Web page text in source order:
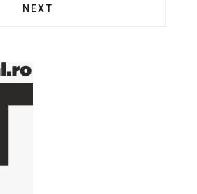
NEXT